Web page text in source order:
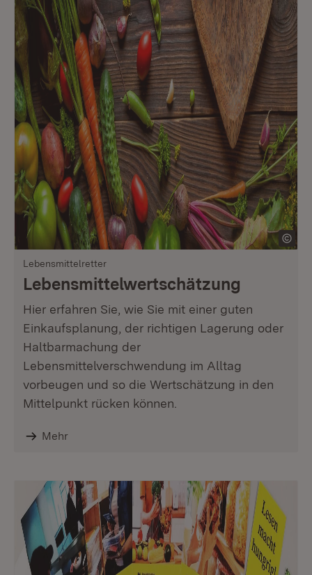
Lebensmittelretter
Lebensmittelwert­schätzung
Hier erfahren Sie, wie Sie mit einer guten
Einkaufsplanung, der richtigen Lagerung oder
Haltbarmachung der
Lebensmittelverschwendung im Alltag
vorbeugen und so die Wertschätzung in den
Mittelpunkt rücken können.
Mehr